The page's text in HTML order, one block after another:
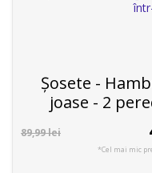
Șosete -
joase - 2
89,99 lei
*Cel mai mic